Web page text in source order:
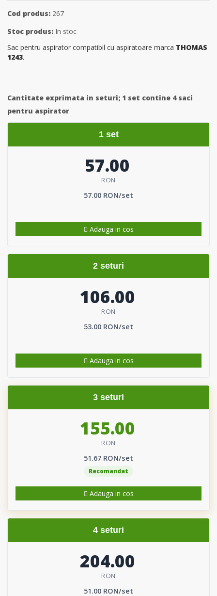
Cod produs: 267
Stoc produs: In stoc
Sac pentru aspirator compatibil cu aspiratoare marca THOMAS
1243.
Cantitate exprimata in seturi; 1 set contine 4 saci
pentru aspirator
1 set
57.00
RON
57.00 RON/set
Adauga in cos
2 seturi
106.00
RON
53.00 RON/set
Adauga in cos
3 seturi
155.00
RON
51.67 RON/set
Recomandat
Adauga in cos
4 seturi
204.00
RON
51.00 RON/set